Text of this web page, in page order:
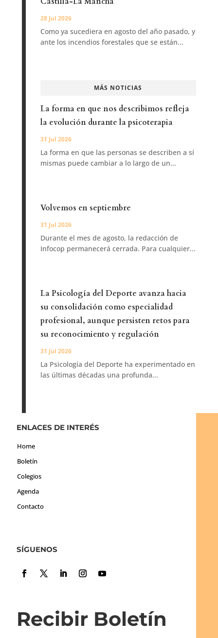
28 Jul 2026
Como ya sucediera en agosto del año pasado, y
ante los incendios forestales que se están...
MÁS NOTICIAS
La forma en que nos describimos refleja
la evolución durante la psicoterapia
31 Jul 2026
La forma en que las personas se describen a sí
mismas puede cambiar a lo largo de un...
Volvemos en septiembre
31 Jul 2026
Durante el mes de agosto, la redacción de
Infocop permanecerá cerrada. Para cualquier...
La Psicología del Deporte avanza hacia
su consolidación como especialidad
profesional, aunque persisten retos para
su reconocimiento y regulación
31 Jul 2026
La Psicología del Deporte ha experimentado en
las últimas décadas una profunda...
ENLACES DE INTERÉS
Home
Boletín
Colegios
Agenda
Contacto
SÍGUENOS
Recibir Boletín